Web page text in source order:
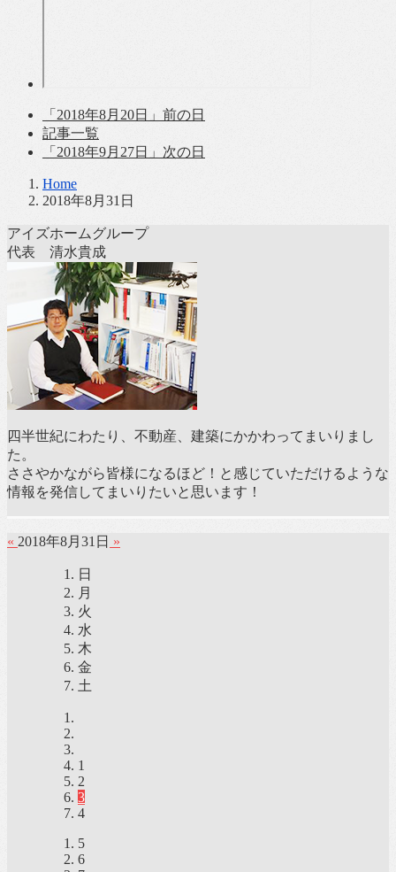
「2018年8月20日」 前の日
記事一覧
「2018年9月27日」 次の日
Home
2018年8月31日
アイズホームグループ
代表 清水貴成
四半世紀にわたり、不動産、建築にかかわってまいりまし
た。
ささやかながら皆様になるほど！と感じていただけるような
情報を発信してまいりたいと思います！
« 2018年8月31日 »
日
月
火
水
木
金
土
1
2
3
4
5
6